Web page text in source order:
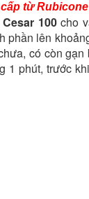
từ Rubicone
Cesar 100cho
phần lên
có còn
1 phút, trước